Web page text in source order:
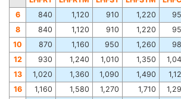
6
840 1,120 910 1,220
8
840 1,120 910 1,220
10
870 1,160 950 1,260
12
930 1,240 1,010 1,350
13
1,020 1,360 1,090 1,490
16
1,160 1,580 1,270 1,710